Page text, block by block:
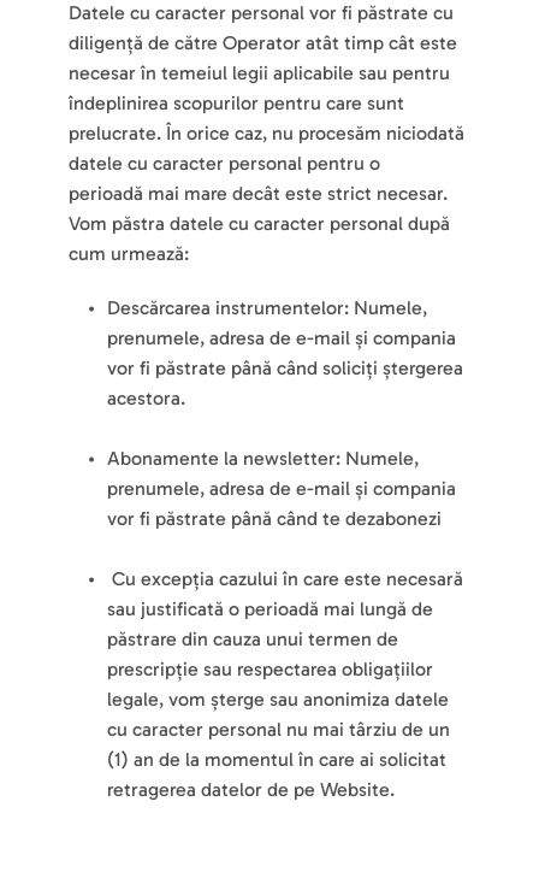
Datele cu caracter personal vor fi păstrate cu
diligență de către Operator atât timp cât este
necesar în temeiul legii aplicabile sau pentru
îndeplinirea scopurilor pentru care sunt
prelucrate. În orice caz, nu procesăm niciodată
datele cu caracter personal pentru o
perioadă mai mare decât este strict necesar.
Vom păstra datele cu caracter personal după
cum urmează:
Descărcarea instrumentelor: Numele,
prenumele, adresa de e-mail și compania
vor fi păstrate până când soliciți ștergerea
acestora.
Abonamente la newsletter: Numele,
prenumele, adresa de e-mail și compania
vor fi păstrate până când te dezabonezi
Cu excepția cazului în care este necesară
sau justificată o perioadă mai lungă de
păstrare din cauza unui termen de
prescripție sau respectarea obligațiilor
legale, vom șterge sau anonimiza datele
cu caracter personal nu mai târziu de un
(1) an de la momentul în care ai solicitat
retragerea datelor de pe Website.